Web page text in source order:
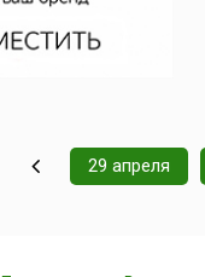
29 апреля